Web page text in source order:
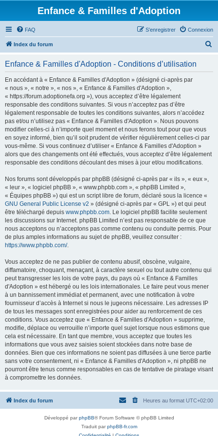
Enfance & Familles d'Adoption
FAQ Connexion
S’enregistrer
Index du forum
Enfance & Familles d'Adoption - Conditions d’utilisation
En accédant à « Enfance & Familles d'Adoption » (désigné ci-après par
« nous », « notre », « nos », « Enfance & Familles d'Adoption »,
« https://forum.adoptionefa.org »), vous acceptez d’être légalement
responsable des conditions suivantes. Si vous n’acceptez pas d’être
légalement responsable de toutes les conditions suivantes, alors n’accédez
pas et/ou n’utilisez pas « Enfance & Familles d'Adoption ». Nous pouvons
modifier celles-ci à n’importe quel moment et nous ferons tout pour que vous
en soyez informé, bien qu’il soit prudent de vérifier régulièrement celles-ci par
vous-même. Si vous continuez d’utiliser « Enfance & Familles d'Adoption »
alors que des changements ont été effectués, vous acceptez d’être légalement
responsable des conditions découlant des mises à jour et/ou modifications.
Nos forums sont développés par phpBB (désigné ci-après par « ils », « eux »,
« leur », « logiciel phpBB », « www.phpbb.com », « phpBB Limited »,
« Équipes phpBB ») qui est un script libre de forum, déclaré sous la licence «
GNU General Public License v2 » (désigné ci-après par « GPL ») et qui peut
être téléchargé depuis www.phpbb.com. Le logiciel phpBB facilite seulement
les discussions sur Internet. phpBB Limited n’est pas responsable de ce que
nous acceptons ou n’acceptons pas comme contenu ou conduite permis. Pour
de plus amples informations au sujet de phpBB, veuillez consulter :
https://www.phpbb.com/.
Vous acceptez de ne pas publier de contenu abusif, obscène, vulgaire,
diffamatoire, choquant, menaçant, à caractère sexuel ou tout autre contenu qui
peut transgresser les lois de votre pays, du pays où « Enfance & Familles
d'Adoption » est hébergé ou les lois internationales. Le faire peut vous mener
à un bannissement immédiat et permanent, avec une notification à votre
fournisseur d’accès à Internet si nous le jugeons nécessaire. Les adresses IP
de tous les messages sont enregistrées pour aider au renforcement de ces
conditions. Vous acceptez que « Enfance & Familles d'Adoption » supprime,
modifie, déplace ou verrouille n’importe quel sujet lorsque nous estimons que
cela est nécessaire. En tant que membre, vous acceptez que toutes les
informations que vous avez saisies soient stockées dans notre base de
données. Bien que ces informations ne soient pas diffusées à une tierce partie
sans votre consentement, ni « Enfance & Familles d'Adoption », ni phpBB ne
pourront être tenus comme responsables en cas de tentative de piratage visant
à compromettre les données.
Index du forum Heures au format UTC+02:00
Développé parphpBB® Forum Software © phpBB Limited
Traduit parphpBB-fr.com